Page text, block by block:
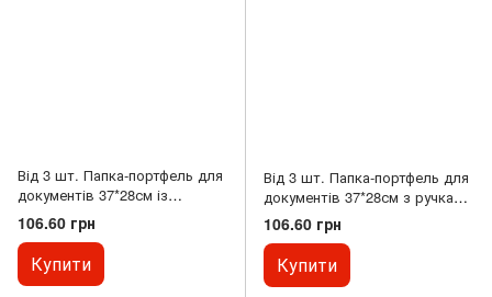
Від 3 шт. Папка-портфель для
документів 37*28см із
ручками на 2 відділення
YC603-В
106.60 грн
Купити
Від 3 шт. Папка-портфель для
документів 37*28см з ручками
на 2 відділення YC603-Y
106.60 грн
Купити